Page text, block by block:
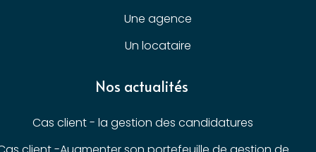
Une agence
Un locataire
Nos actualités
Cas client - la gestion des candidatures